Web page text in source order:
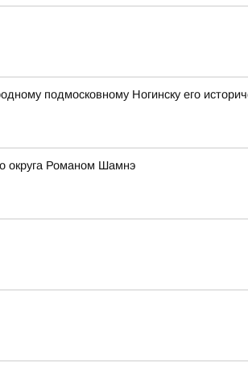
подмосковному Ногинску его
округа Романом Шамнэ